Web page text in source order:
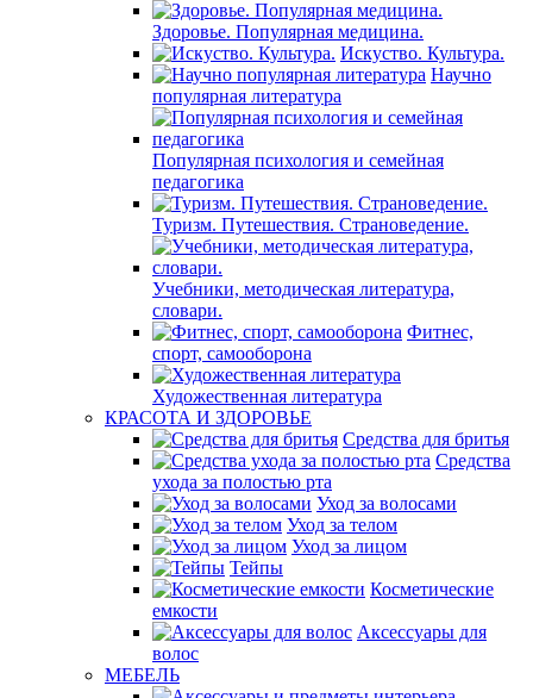
Здоровье. Популярная медицина.
Искуство. Культура.
Научно
популярная литература
Популярная психология и семейная
педагогика
Туризм. Путешествия. Страноведение.
Учебники, методическая литература,
словари.
Фитнес,
спорт, самооборона
Художественная литература
КРАСОТА И ЗДОРОВЬЕ
Средства для бритья
Средства
ухода за полостью рта
Уход за волосами
Уход за телом
Уход за лицом
Тейпы
Косметические
емкости
Аксессуары для
волос
МЕБЕЛЬ